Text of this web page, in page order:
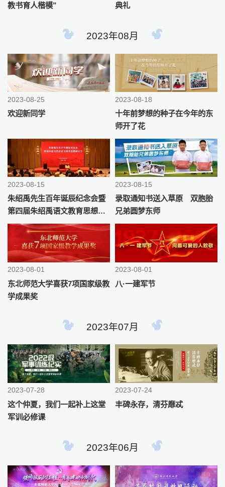
教书育人楷模”
典礼
2023年08月
2023-08-25
欢迎新同学
2023-08-18
十年前梦想的种子在今年的东
师开了花
2023-08-15
朱绍禹先生百年诞辰纪念会暨
第四届朱绍禹语文教育思想研
讨会在长春召开
2023-08-15
录取通知书送入草原 双胞胎
兄弟圆梦东师
2023-08-01
东北师范大学喜获7项国家级教
学成果奖
2023-08-01
八·一建军节
2023年07月
2023-07-28
这个仲夏，我们一起补上这堂
军训必修课
2023-07-24
丰碑永存，清芬靡忒
2023年06月